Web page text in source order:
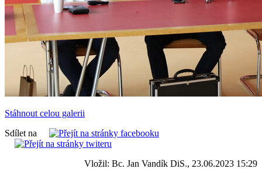
Stáhnout celou galerii
Sdílet na
Vložil: Bc. Jan Vandík DiS., 23.06.2023 15:29